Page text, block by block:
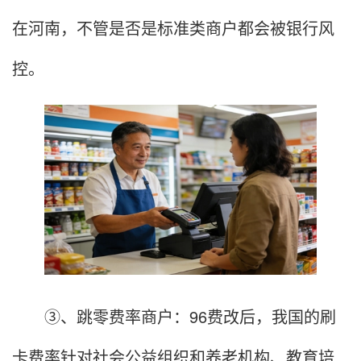
在河南，不管是否是标准类商户都会被银行风
控。
③、跳零费率商户：96费改后，我国的刷